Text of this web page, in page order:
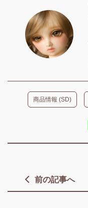
商品情報 (SD)
前の記事へ